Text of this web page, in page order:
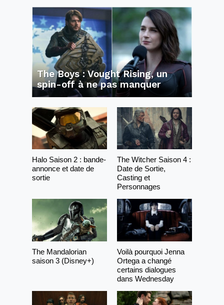
The Boys : Vought Rising, un
spin-off à ne pas manquer
Halo Saison 2 : bande-
annonce et date de
sortie
The Witcher Saison 4 :
Date de Sortie,
Casting et
Personnages
The Mandalorian
saison 3 (Disney+)
Voilà pourquoi Jenna
Ortega a changé
certains dialogues
dans Wednesday